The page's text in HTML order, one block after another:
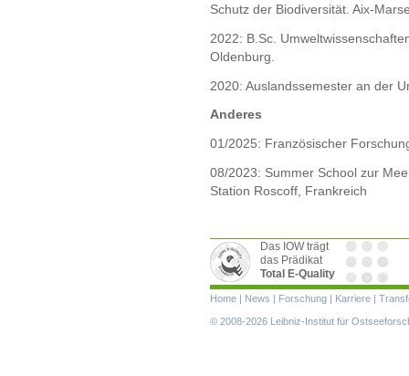
Schutz der Biodiversität. Aix-
2022: B.Sc.
Oldenburg.
2020: Auslandssemester an der
Anderes
01/2025: Französischer
08/2023: Summer School zur
Station Roscoff, Frankreich
Das IOW trägt
das Prädikat
Total E-Quality
Navigation
überspringen
Home | News | Forschung | Karriere |
© 2008-2026 Leibniz-Institut für